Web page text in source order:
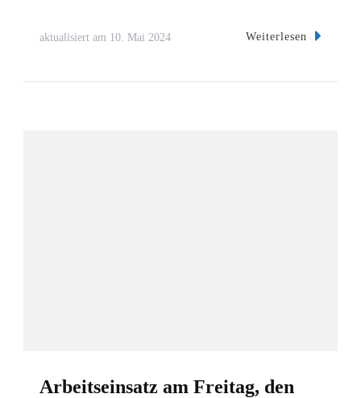
aktualisiert am 10. Mai 2024 Weiterlesen
Arbeitseinsatz am Freitag, den